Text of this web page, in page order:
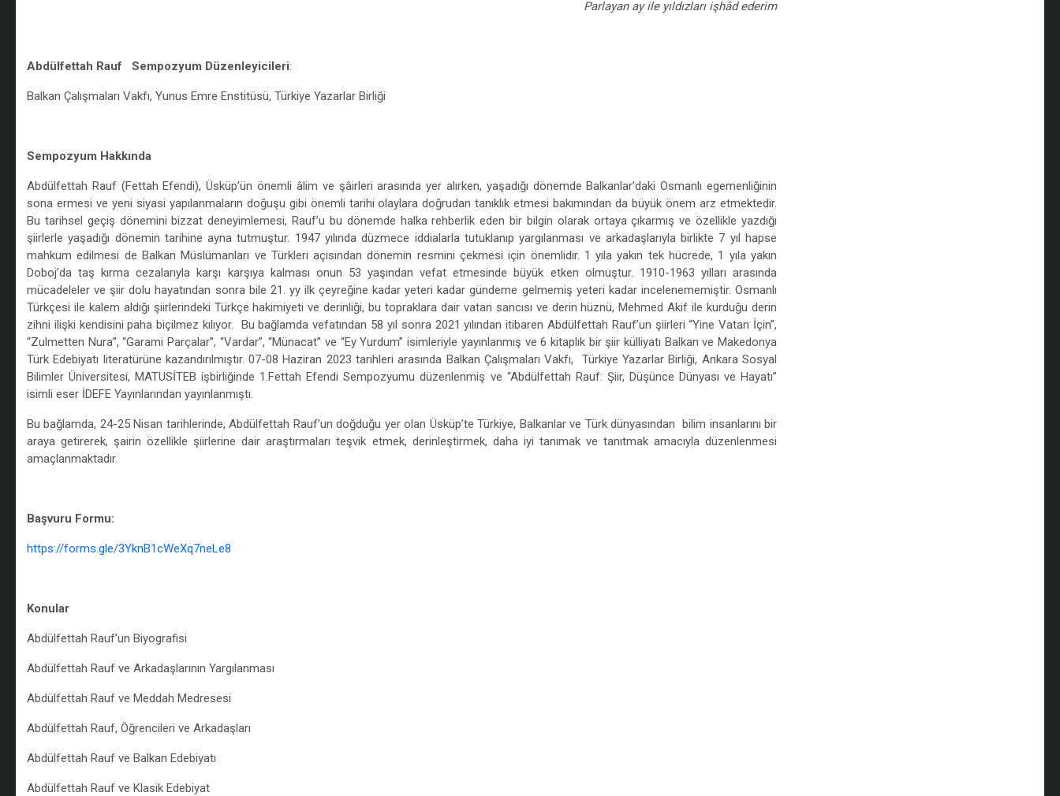
Parlayan ay ile yıldızları işhâd ederim
Abdülfettah Rauf Sempozyum Düzenleyicileri:
Balkan Çalışmaları Vakfı, Yunus Emre Enstitüsü, Türkiye Yazarlar Birliği
Sempozyum Hakkında
Abdülfettah Rauf (Fettah Efendi), Üsküp’ün önemli âlim ve şâirleri arasında yer alırken, yaşadığı dönemde Balkanlar’daki Osmanlı egemenliğinin
sona ermesi ve yeni siyasi yapılanmaların doğuşu gibi önemli tarihi olaylara doğrudan tanıklık etmesi bakımından da büyük önem arz etmektedir.
Bu tarihsel geçiş dönemini bizzat deneyimlemesi, Rauf’u bu dönemde halka rehberlik eden bir bilgin olarak ortaya çıkarmış ve özellikle yazdığı
şiirlerle yaşadığı dönemin tarihine ayna tutmuştur. 1947 yılında düzmece iddialarla tutuklanıp yargılanması ve arkadaşlarıyla birlikte 7 yıl hapse
mahkum edilmesi de Balkan Müslümanları ve Türkleri açısından dönemin resmini çekmesi için önemlidir. 1 yıla yakın tek hücrede, 1 yıla yakın
Doboj’da taş kırma cezalarıyla karşı karşıya kalması onun 53 yaşından vefat etmesinde büyük etken olmuştur. 1910-1963 yılları arasında
mücadeleler ve şiir dolu hayatından sonra bile 21. yy ilk çeyreğine kadar yeteri kadar gündeme gelmemiş yeteri kadar incelenememiştir. Osmanlı
Türkçesi ile kalem aldığı şiirlerindeki Türkçe hakimiyeti ve derinliği, bu topraklara dair vatan sancısı ve derin hüznü, Mehmed Akif ile kurduğu derin
zihni ilişki kendisini paha biçilmez kılıyor. Bu bağlamda vefatından 58 yıl sonra 2021 yılından itibaren Abdülfettah Rauf’un şiirleri “Yine Vatan İçin”,
“Zulmetten Nura”, “Garami Parçalar”, “Vardar”, “Münacat” ve “Ey Yurdum” isimleriyle yayınlanmış ve 6 kitaplık bir şiir külliyatı Balkan ve Makedonya
Türk Edebiyatı literatürüne kazandırılmıştır. 07-08 Haziran 2023 tarihleri arasında Balkan Çalışmaları Vakfı, Türkiye Yazarlar Birliği, Ankara Sosyal
Bilimler Üniversitesi, MATUSİTEB işbirliğinde 1.Fettah Efendi Sempozyumu düzenlenmiş ve “Abdülfettah Rauf: Şiir, Düşünce Dünyası ve Hayatı”
isimli eser İDEFE Yayınlarından yayınlanmıştı.
Bu bağlamda, 24-25 Nisan tarihlerinde, Abdülfettah Rauf’un doğduğu yer olan Üsküp’te Türkiye, Balkanlar ve Türk dünyasından bilim insanlarını bir
araya getirerek, şairin özellikle şiirlerine dair araştırmaları teşvik etmek, derinleştirmek, daha iyi tanımak ve tanıtmak amacıyla düzenlenmesi
amaçlanmaktadır.
Başvuru Formu:
https://forms.gle/3YknB1cWeXq7neLe8
Konular
Abdülfettah Rauf’un Biyografisi
Abdülfettah Rauf ve Arkadaşlarının Yargılanması
Abdülfettah Rauf ve Meddah Medresesi
Abdülfettah Rauf, Öğrencileri ve Arkadaşları
Abdülfettah Rauf ve Balkan Edebiyatı
Abdülfettah Rauf ve Klasik Edebiyat